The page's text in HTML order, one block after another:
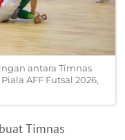
antara Timnas
AFF Futsal 2026,
Timnas